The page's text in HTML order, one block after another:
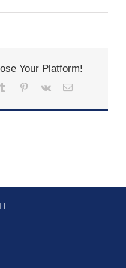
Your Platform!
Tumblr Pinterest
Vk
E-